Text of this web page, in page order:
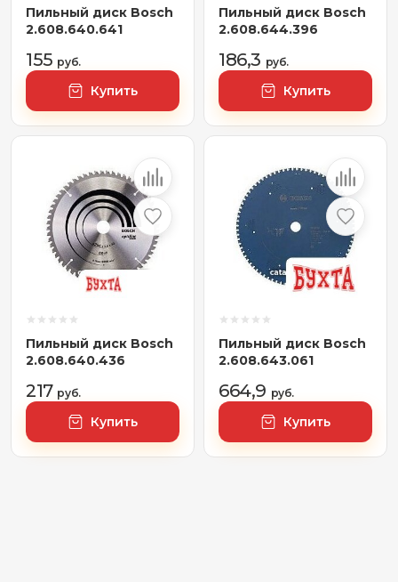
Пильный диск Bosch
2.608.640.641
155 руб.
Купить
Пильный диск Bosch
2.608.644.396
186,3 руб.
Купить
Пильный диск Bosch
2.608.640.436
217 руб.
Купить
Пильный диск Bosch
2.608.643.061
664,9 руб.
Купить